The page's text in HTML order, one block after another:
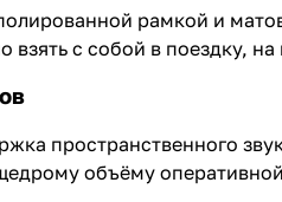
рамкой и
взять с собой в поездку,
пространственного
объёму